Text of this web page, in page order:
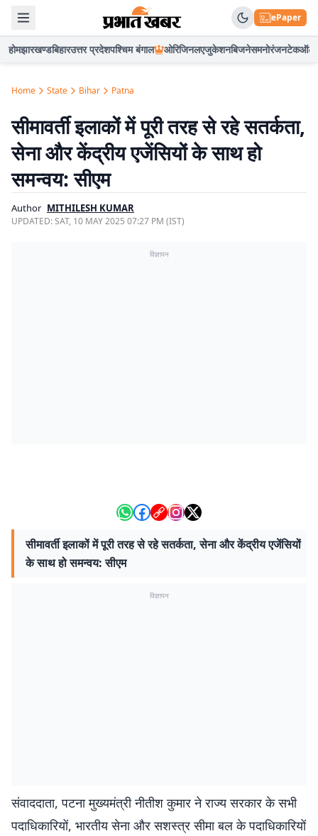
ePaper
होमझारखण्डबिहारउत्तर प्रदेशपश्चिम बंगाल ओरिजिनलएजुकेशनबिजनेसमनोरंजनटेकऑटो
Home State Bihar Patna
सीमावर्ती इलाकों में पूरी तरह से रहे सतर्कता,
सेना और केंद्रीय एजेंसियों के साथ हो
समन्वय: सीएम
Author MITHILESH KUMAR
UPDATED:SAT, 10 MAY 2025 07:27 PM (IST)
विज्ञापन
सीमावर्ती इलाकों में पूरी तरह से रहे सतर्कता, सेना और केंद्रीय एजेंसियों
के साथ हो समन्वय: सीएम
विज्ञापन
संवाददाता, पटना मुख्यमंत्री नीतीश कुमार ने राज्य सरकार के सभी
पदाधिकारियों, भारतीय सेना और सशस्त्र सीमा बल के पदाधिकारियों